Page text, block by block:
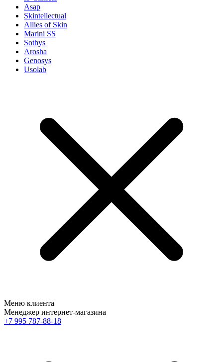
Asap
Skintellectual
Allies of Skin
Marini SS
Sothys
Arosha
Genosys
Usolab
Меню клиента
Менеджер интернет-магазина
+7 995 787-88-18